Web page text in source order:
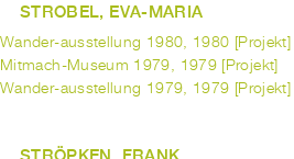
STROBEL, EVA-MARIA
Wander-ausstellung 1980, 1980 [Projekt]
Mitmach-Museum 1979, 1979 [Projekt]
Wander-ausstellung 1979, 1979 [Projekt]
STRÖPKEN, FRANK